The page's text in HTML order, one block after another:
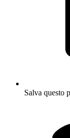
Salva questo